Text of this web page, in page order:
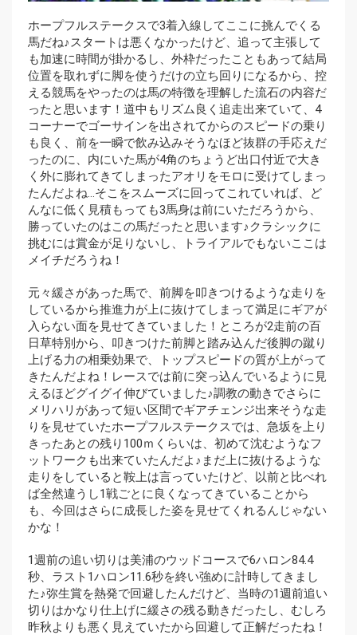
ホープフルステークスで3着入線してここに挑んでくる
馬だね♪スタートは悪くなかったけど、追って主張して
も加速に時間が掛かるし、外枠だったこともあって結局
位置を取れずに脚を使うだけの立ち回りになるから、控
える競馬をやったのは馬の特徴を理解した流石の内容だ
ったと思います！道中もリズム良く追走出来ていて、4
コーナーでゴーサインを出されてからのスピードの乗り
も良く、前を一瞬で飲み込みそうなほど抜群の手応えだ
ったのに、内にいた馬が4角のちょうど出口付近で大き
く外に膨れてきてしまったアオリをモロに受けてしまっ
たんだよね…そこをスムーズに回ってこれていれば、ど
んなに低く見積もっても3馬身は前にいただろうから、
勝っていたのはこの馬だったと思います♪クラシックに
挑むには賞金が足りないし、トライアルでもないここは
メイチだろうね！
元々緩さがあった馬で、前脚を叩きつけるような走りを
しているから推進力が上に抜けてしまって満足にギアが
入らない面を見せてきていました！ところが2走前の百
日草特別から、叩きつけた前脚と踏み込んだ後脚の蹴り
上げる力の相乗効果で、トップスピードの質が上がって
きたんだよね！レースでは前に突っ込んでいるように見
えるほどグイグイ伸びていました♪調教の動きでさらに
メリハリがあって短い区間でギアチェンジ出来そうな走
りを見せていたホープフルステークスでは、急坂を上り
きったあとの残り100ｍくらいは、初めて沈むようなフ
ットワークも出来ていたんだよ♪まだ上に抜けるような
走りをしていると鞍上は言っていたけど、以前と比べれ
ば全然違うし1戦ごとに良くなってきていることから
も、今回はさらに成長した姿を見せてくれるんじゃない
かな！
1週前の追い切りは美浦のウッドコースで6ハロン84.4
秒、ラスト1ハロン11.6秒を終い強めに計時してきまし
た♪弥生賞を熱発で回避したんだけど、当時の1週前追い
切りはかなり仕上げに緩さの残る動きだったし、むしろ
昨秋よりも悪く見えていたから回避して正解だったね！